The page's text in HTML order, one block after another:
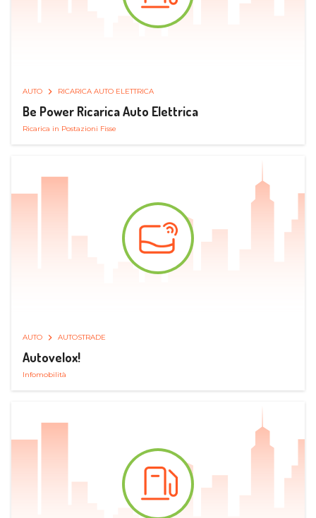
AUTO RICARICA AUTO ELETTRICA
Be Power Ricarica Auto Elettrica
Ricarica in Postazioni Fisse
AUTO AUTOSTRADE
Autovelox!
Infomobilità